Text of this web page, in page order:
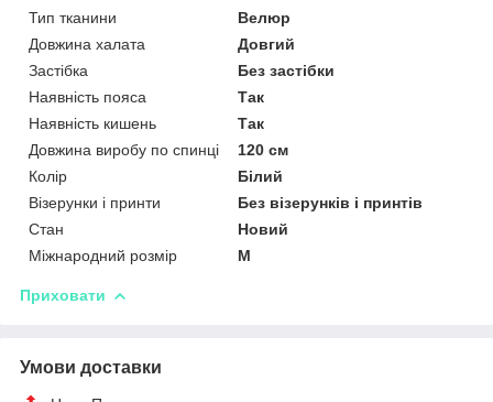
Тип тканини
Велюр
Довжина халата
Довгий
Застібка
Без застібки
Наявність пояса
Так
Наявність кишень
Так
Довжина виробу по спинці
120 см
Колір
Білий
Візерунки і принти
Без візерунків і принтів
Стан
Новий
Міжнародний розмір
M
Приховати
Умови доставки